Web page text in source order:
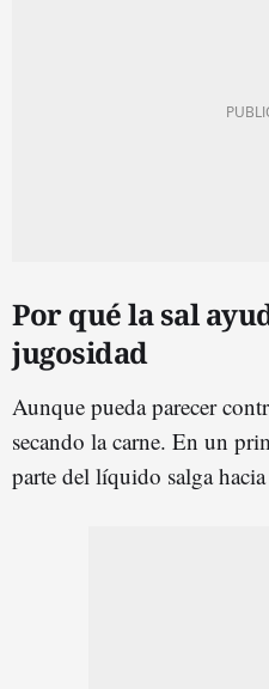
Por qué la sal
jugosidad
Aunque pueda parecer
secando la carne. En un
parte del líquido salga